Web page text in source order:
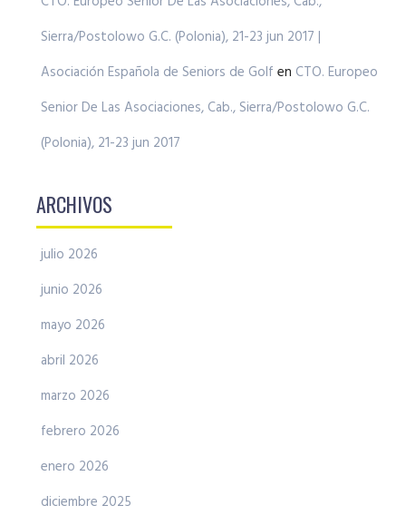
Sierra/Postolowo G.C. (Polonia), 21-23 jun 2017 |
Asociación Española de Seniors de Golf en CTO. Europeo
Senior De Las Asociaciones, Cab., Sierra/Postolowo G.C.
(Polonia), 21-23 jun 2017
ARCHIVOS
julio 2026
junio 2026
mayo 2026
abril 2026
marzo 2026
febrero 2026
enero 2026
diciembre 2025